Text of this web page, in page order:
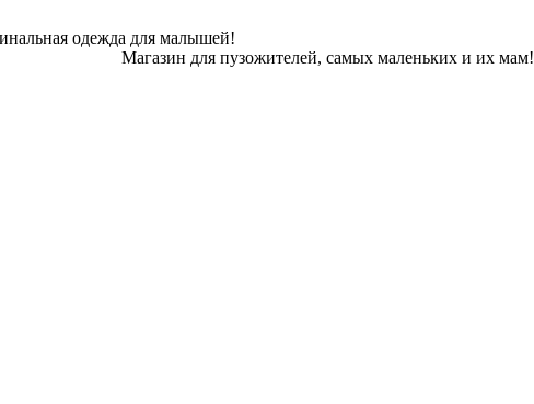
одежда для малышей!
Магазин для пузожителей, самых маленьких и их мам!